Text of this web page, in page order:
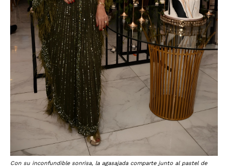
Con su inconfundible sonrisa, la agasajada comparte junto al pastel de